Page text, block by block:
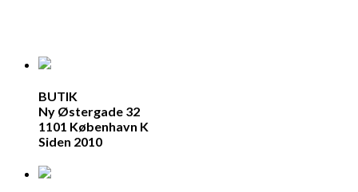
BUTIK
Ny Østergade 32
1101 København K
Siden 2010